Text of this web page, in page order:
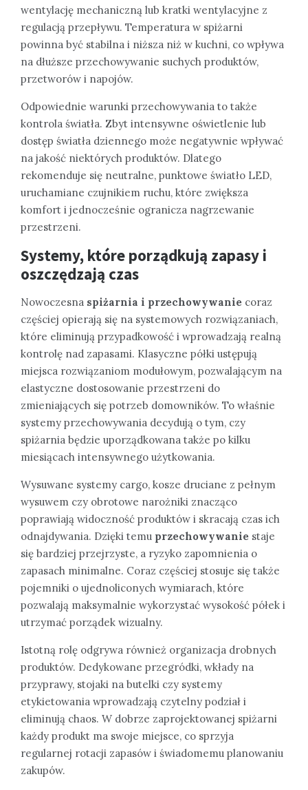
wentylację mechaniczną lub kratki wentylacyjne z
regulacją przepływu. Temperatura w spiżarni
powinna być stabilna i niższa niż w kuchni, co wpływa
na dłuższe przechowywanie suchych produktów,
przetworów i napojów.
Odpowiednie warunki przechowywania to także
kontrola światła. Zbyt intensywne oświetlenie lub
dostęp światła dziennego może negatywnie wpływać
na jakość niektórych produktów. Dlatego
rekomenduje się neutralne, punktowe światło LED,
uruchamiane czujnikiem ruchu, które zwiększa
komfort i jednocześnie ogranicza nagrzewanie
przestrzeni.
Systemy, które porządkują zapasy i
oszczędzają czas
Nowoczesna spiżarnia i przechowywanie coraz
częściej opierają się na systemowych rozwiązaniach,
które eliminują przypadkowość i wprowadzają realną
kontrolę nad zapasami. Klasyczne półki ustępują
miejsca rozwiązaniom modułowym, pozwalającym na
elastyczne dostosowanie przestrzeni do
zmieniających się potrzeb domowników. To właśnie
systemy przechowywania decydują o tym, czy
spiżarnia będzie uporządkowana także po kilku
miesiącach intensywnego użytkowania.
Wysuwane systemy cargo, kosze druciane z pełnym
wysuwem czy obrotowe narożniki znacząco
poprawiają widoczność produktów i skracają czas ich
odnajdywania. Dzięki temu przechowywanie staje
się bardziej przejrzyste, a ryzyko zapomnienia o
zapasach minimalne. Coraz częściej stosuje się także
pojemniki o ujednoliconych wymiarach, które
pozwalają maksymalnie wykorzystać wysokość półek i
utrzymać porządek wizualny.
Istotną rolę odgrywa również organizacja drobnych
produktów. Dedykowane przegródki, wkłady na
przyprawy, stojaki na butelki czy systemy
etykietowania wprowadzają czytelny podział i
eliminują chaos. W dobrze zaprojektowanej spiżarni
każdy produkt ma swoje miejsce, co sprzyja
regularnej rotacji zapasów i świadomemu planowaniu
zakupów.